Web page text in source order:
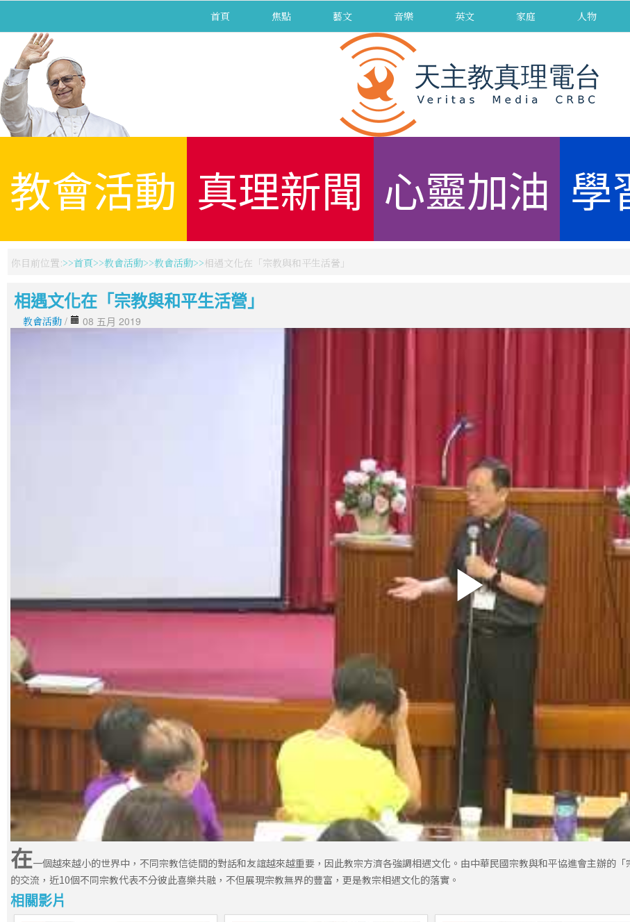
首頁 焦點 藝文 音樂 英文 家庭 人物
教會活動 真理新聞 心靈加油 學
你目前位置: 首頁 教會活動 教會活動 相遇文化在「宗教與和平生活營」
相遇文化在「宗教與和平生活營」
教會活動 / 08 五月 2019
在一個越來越小的世界中，不同宗教信徒間的對話和友誼越來越重要，因此教宗方濟各強調相遇文化。由中華民國宗教與和平協進會主辦的
的交流，近10個不同宗教代表不分彼此喜樂共融，不但展現宗教無界的豐富，更是教宗相遇文化的落實。
相關影片